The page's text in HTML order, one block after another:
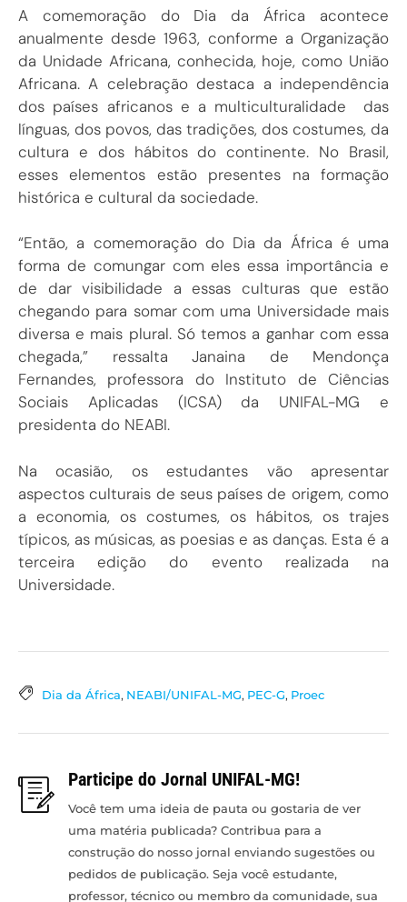
A comemoração do Dia da África acontece
anualmente desde 1963, conforme a Organização
da Unidade Africana, conhecida, hoje, como União
Africana. A celebração destaca a independência
dos países africanos e a multiculturalidade das
línguas, dos povos, das tradições, dos costumes, da
cultura e dos hábitos do continente. No Brasil,
esses elementos estão presentes na formação
histórica e cultural da sociedade.
“Então, a comemoração do Dia da África é uma
forma de comungar com eles essa importância e
de dar visibilidade a essas culturas que estão
chegando para somar com uma Universidade mais
diversa e mais plural. Só temos a ganhar com essa
chegada,” ressalta Janaina de Mendonça
Fernandes, professora do Instituto de Ciências
Sociais Aplicadas (ICSA) da UNIFAL-MG e
presidenta do NEABI.
Na ocasião, os estudantes vão apresentar
aspectos culturais de seus países de origem, como
a economia, os costumes, os hábitos, os trajes
típicos, as músicas, as poesias e as danças. Esta é a
terceira edição do evento realizada na
Universidade.
Dia da África, NEABI/UNIFAL-MG, PEC-G, Proec
Participe do Jornal UNIFAL-MG!
Você tem uma ideia de pauta ou gostaria de ver
uma matéria publicada? Contribua para a
construção do nosso jornal enviando sugestões ou
pedidos de publicação. Seja você estudante,
professor, técnico ou membro da comunidade, sua